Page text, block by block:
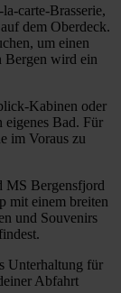
carte-Brasserie,
dem Oberdeck.
um einen
Bergen wird ein
Kabinen oder
Bad. Für
im Voraus zu
MS Bergensfjord
mit einem breiten
und Souvenirs
Unterhaltung für
Abfahrt